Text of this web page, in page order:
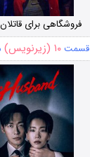
فروشگاهی برای
قسمت۱۰ (زیرنویس)